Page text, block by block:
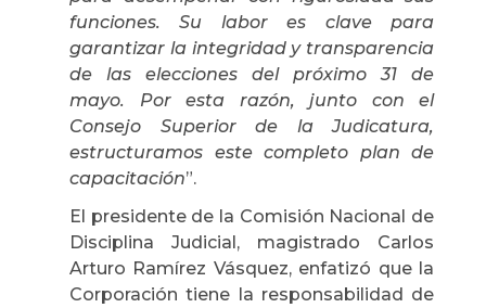
funciones. Su labor es clave para
garantizar la integridad y transparencia
de las elecciones del próximo 31 de
mayo. Por esta razón, junto con el
Consejo Superior de la Judicatura,
estructuramos este completo plan de
capacitación”.
El presidente de la Comisión Nacional de
Disciplina Judicial, magistrado Carlos
Arturo Ramírez Vásquez, enfatizó que la
Corporación tiene la responsabilidad de